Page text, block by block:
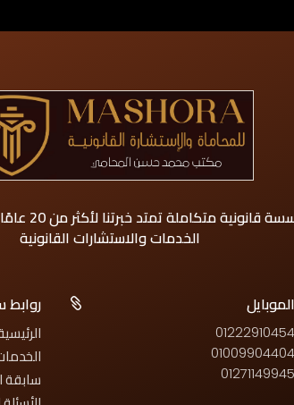
مؤسسة
الخدمات والاستشارات القانونية
 روابط
سابقة
الموبايل
01222910454
01009904404
01271149945